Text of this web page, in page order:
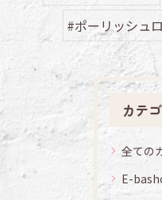
#ポーリッシュ
カテ
全ての
E-